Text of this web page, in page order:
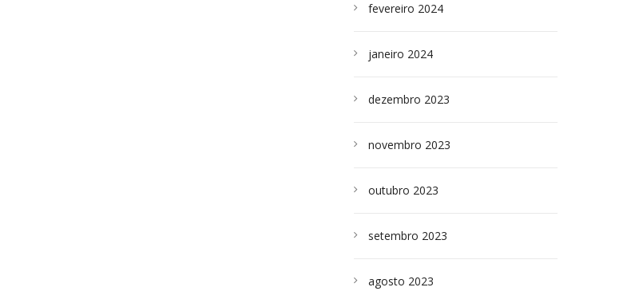
fevereiro 2024
janeiro 2024
dezembro 2023
novembro 2023
outubro 2023
setembro 2023
agosto 2023